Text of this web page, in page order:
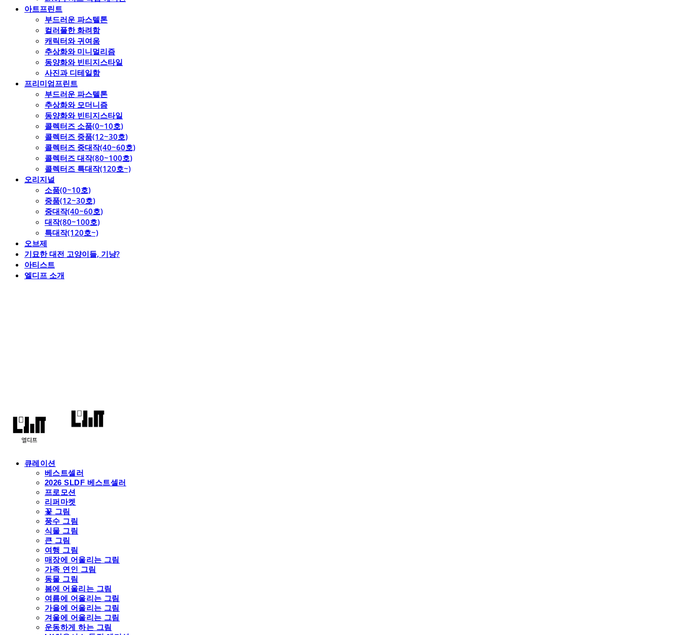
아트프린트
부드러운 파스텔톤
컬러풀한 화려함
캐릭터와 귀여움
추상화와 미니멀리즘
동양화와 빈티지스타일
사진과 디테일함
프리미엄프린트
부드러운 파스텔톤
추상화와 모더니즘
동양화와 빈티지스타일
콜렉터즈 소품(0~10호)
콜렉터즈 중품(12~30호)
콜렉터즈 중대작(40~60호)
콜렉터즈 대작(80~100호)
콜렉터즈 특대작(120호~)
오리지널
소품(0~10호)
중품(12~30호)
중대작(40~60호)
대작(80~100호)
특대작(120호~)
오브제
기묘한 대전 고양이들, 기냥?
아티스트
엘디프 소개
큐레이션
베스트셀러
2026 SLDF 베스트셀러
프로모션
리퍼마켓
꽃 그림
풍수 그림
식물 그림
큰 그림
여행 그림
매장에 어울리는 그림
가족 연인 그림
동물 그림
봄에 어울리는 그림
여름에 어울리는 그림
가을에 어울리는 그림
겨울에 어울리는 그림
운동하게 하는 그림